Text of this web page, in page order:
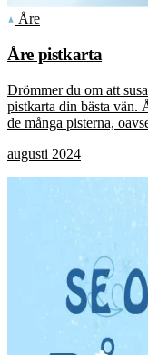
Åre
Åre pistkarta
Drömmer du om att
pistkarta din bästa vän.
de många pisterna,
augusti 2024